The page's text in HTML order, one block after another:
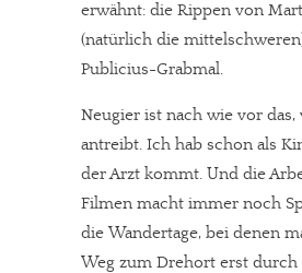
erwähnt: die Rippen von
(natürlich die
Publicius-Grabmal.
Neugier ist nach wie vor das,
antreibt. Ich hab schon als
der Arzt kommt. Und die
Filmen macht immer noch
die Wandertage, bei denen
Weg zum Drehort erst